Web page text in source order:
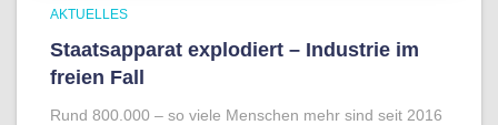
AKTUELLES
Staatsapparat explodiert – Industrie im
freien Fall
Rund 800.000 – so viele Menschen mehr sind seit 2016